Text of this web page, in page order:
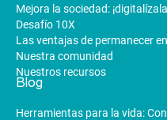
Mejora la sociedad:
Desafío 10X
Las ventajas de permanecer
Nuestra comunidad
Nuestros recursos
Blog
Herramientas para la vida: